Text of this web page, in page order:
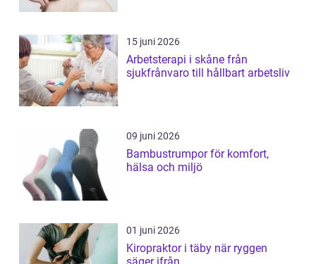
15 juni 2026
Arbetsterapi i skåne från
sjukfrånvaro till hållbart arbetsliv
09 juni 2026
Bambustrumpor för komfort,
hälsa och miljö
01 juni 2026
Kiropraktor i täby när ryggen